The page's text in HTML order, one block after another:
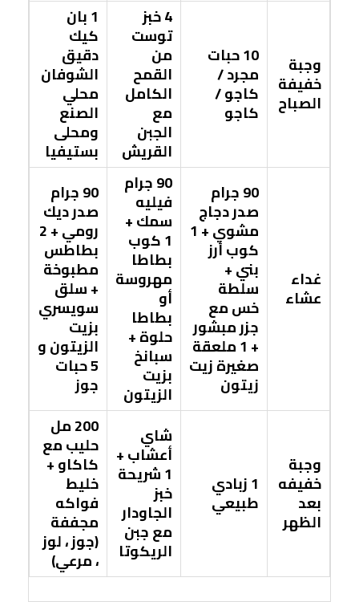
وجبة
خفيفة
الصباح
10 حبات
مجرد /
كاجو /
كاجو
4 خبز
توست
من
القمح
الكامل
مع
الجبن
القريش
1 بان
كيك
دقيق
الشوفان
محلي
الصنع
ومحلى
بستيفيا
غداء
عشاء
90 جرام
صدر دجاج
مشوي + 1
كوب أرز
بني +
سلطة
خس مع
جزر مبشور
+ 1 ملعقة
صغيرة زيت
زيتون
90 جرام
فيليه
سمك +
1 كوب
بطاطا
مهروسة
أو
بطاطا
حلوة +
سبانخ
بزيت
الزيتون
90 جرام
صدر ديك
رومي + 2
بطاطس
مطبوخة
+ سلق
سويسري
بزيت
الزيتون و
5 حبات
جوز
وجبة
خفيفه
بعد
الظهر
1 زبادي
طبيعي
شاي
أعشاب +
1 شريحة
خبز
الجاودار
مع جبن
الريكوتا
200 مل
حليب مع
كاكاو +
خليط
فواكه
مجففة
(جوز ، لوز
، مرعي)